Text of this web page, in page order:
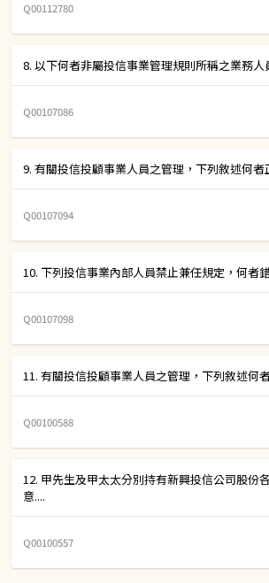
Q00112780
8. 以下何者非屬投信事業管理規則所稱之業務人
Q00107086
9. 有關投信投顧事業人員之管理，下列敘述何者
Q00107094
10. 下列投信事業內部人員禁止兼任規定，何者
Q00107098
11. 有關投信投顧事業人員之管理，下列敘述何
Q00100588
12. 甲先生及甲太太分別持有新興投信公司股份
意....
Q00100557